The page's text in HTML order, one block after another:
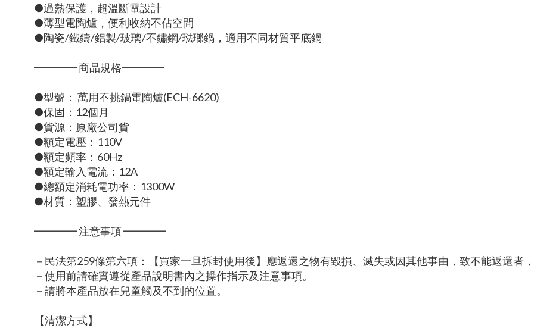
●過熱保護，超溫斷電設計
●薄型電陶爐，便利收納不佔空間
●陶瓷/鐵鑄/鋁製/玻璃/不鏽鋼/琺瑯鍋，適用不同材質平底鍋
━━━━ 商品規格━━━━
●型號： 萬用不挑鍋電陶爐(ECH-6620)
●保固：12個月
●貨源：原廠公司貨
●額定電壓：110V
●額定頻率：60Hz
●額定輸入電流：12A
●總額定消耗電功率：1300W
●材質：塑膠、發熱元件
━━━━ 注意事項 ━━━━
－民法第259條第六項：【買家一旦拆封使用後】應返還之物有毀損、滅失或因其他事由，致不能返還者
－使用前請確實遵從產品說明書內之操作指示及注意事項。
－請將本產品放在兒童觸及不到的位置。
【清潔方式】